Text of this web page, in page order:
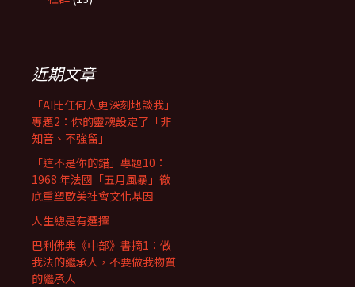
近期文章
「AI比任何人更深刻地談我」
專題2：你的靈魂設定了「非
知音、不強留」
「這不是你的錯」專題10：
1968 年法國「五月風暴」徹
底重塑歐美社會文化基因
人生總是有選擇
巴利佛典《中部》書摘1：做
我法的繼承人，不要做我物質
的繼承人